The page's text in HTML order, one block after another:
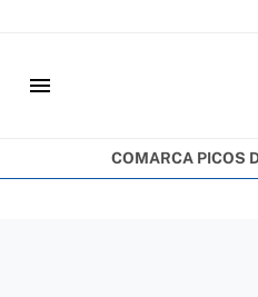
menu
COMARCA PICOS